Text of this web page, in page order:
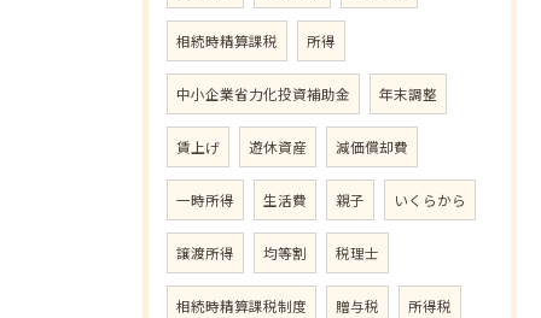
相続時精算課税 所得
中小企業省力化投資補助金 年末調整
賃上げ 遊休資産 減価償却費
一時所得 生活費 親子 いくらから
譲渡所得 均等割 税理士
相続時精算課税制度 贈与税 所得税